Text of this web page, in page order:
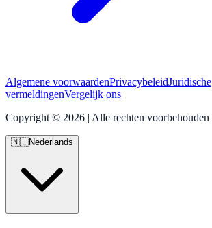
Algemene voorwaardenPrivacybeleidJuridische
vermeldingenVergelijk ons
Copyright © 2026 | Alle rechten voorbehouden
🇳🇱Nederlands